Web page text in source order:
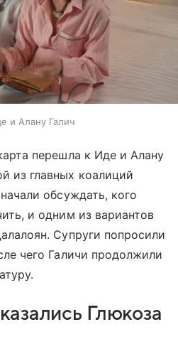
и Алану Галич
перешла к Иде и Алану
из главных коалиций
обсуждать, кого
и одним из вариантов
Супруги попросили
чего Галичи продолжили
Глюкоза